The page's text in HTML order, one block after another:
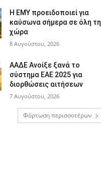
Η ΕΜΥ προειδοποιεί για
καύσωνα σήμερα σε όλη τη
χώρα
8 Αυγούστου, 2026
ΑΑΔΕ Ανοίξε ξανά το
σύστημα ΕΑΕ 2025 για
διορθώσεις αιτήσεων
7 Αυγούστου, 2026
Φόρτωση περισσοτέρων